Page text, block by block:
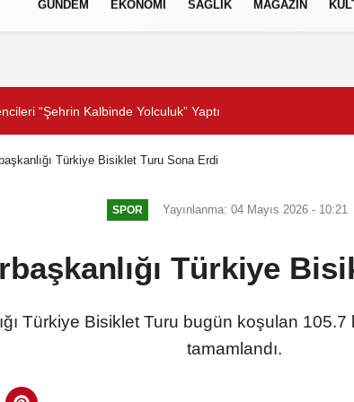
GÜNDEM EKONOMİ SAĞLIK MAGAZİN
“Şehrin Kalbinde Yolculuk” Yaptı
Türkiye Bisiklet Turu Sona Erdi
SPOR Yayınlanma: 04 Mayıs 2026 - 10:21
Türkiye
Türkiye Bisiklet Turu bugün koşulan
tamamlandı.